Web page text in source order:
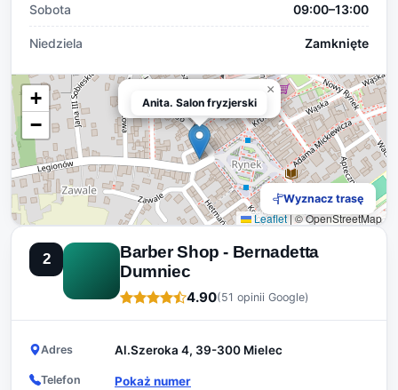
Sobota 09:00–13:00
Niedziela Zamknięte
Anita. Salon fryzjerski
×
+
−
Leaflet|© OpenStreetMap
Anita. Salon fryzjerski
Wyznacz trasę
2
Barber Shop - Bernadetta
Dumniec
4.90(51 opinii Google)
Adres Al.Szeroka 4, 39-300 Mielec
Telefon Pokaż numer